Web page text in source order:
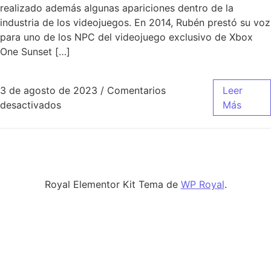
realizado además algunas apariciones dentro de la
industria de los videojuegos. En 2014, Rubén prestó su voz
para uno de los NPC del videojuego exclusivo de Xbox
One Sunset […]
3 de agosto de 2023 / Comentarios
desactivadosen numero camiseta hazard real madrid
Leer
Más
Royal Elementor Kit Tema de WP Royal.